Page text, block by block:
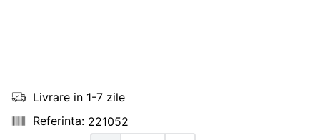
Livrare in 1-7 zile
221052